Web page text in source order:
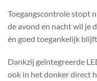
Toegangscontrole stopt
de avond en nacht wil je
én goed toegankelijk blijft.
Dankzij geïntegreerde
ook in het donker direct